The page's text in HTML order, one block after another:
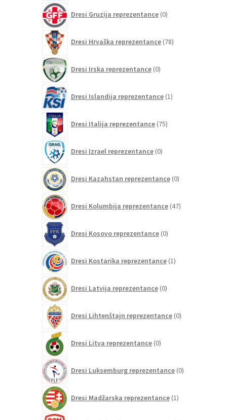
Dresi Gruzija reprezentance 0izdelkov
Dresi Hrvaška reprezentance 78izdelkov
Dresi Irska reprezentance 0izdelkov
Dresi Islandija reprezentance 1izdelek
Dresi Italija reprezentance 75izdelkov
Dresi Izrael reprezentance 0izdelkov
Dresi Kazahstan reprezentance 0izdelkov
Dresi Kolumbija reprezentance 47izdelkov
Dresi Kosovo reprezentance 0izdelkov
Dresi Kostarika reprezentance 1izdelek
Dresi Latvija reprezentance 0izdelkov
Dresi Lihtenštajn reprezentance 0izdelkov
Dresi Litva reprezentance 0izdelkov
Dresi Luksemburg reprezentance 0izdelkov
Dresi Madžarska reprezentance 1izdelek